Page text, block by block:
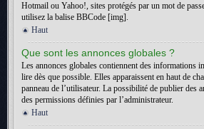
Hotmail ou Yahoo!, sites protégés par un mot de
utilisez la balise BBCode [img].
Haut
Que sont les annonces globales ?
Les annonces globales contiennent des informations
lire dès que possible. Elles apparaissent en haut de
panneau de l’utilisateur. La possibilité de publier des
des permissions définies par l’administrateur.
Haut